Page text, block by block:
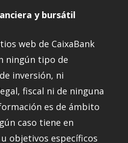
y bursátil
web de CaixaBank
ningún tipo de
inversión, ni
fiscal ni de ninguna
es de ámbito
caso tiene en
objetivos específicos